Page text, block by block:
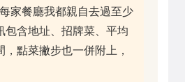
每家餐廳我都親自去過至少
包含地址、招牌菜、平均
，點菜撇步也一併附上，